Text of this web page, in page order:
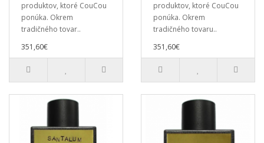
produktov, ktoré CouCou
ponúka. Okrem
tradičného tovar..
351,60€
produktov, ktoré CouCou
ponúka. Okrem
tradičného tovaru..
351,60€